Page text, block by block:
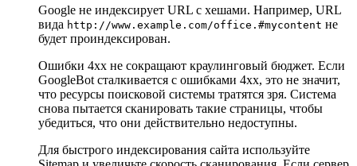
Google не индексирует URL с хешами. Например, URL
вида http://www.example.com/office.#mycontent не
будет проиндексирован.
Ошибки 4xx не сокращают краулинговый бюджет. Если
GoogleBot сталкивается с ошибками 4xx, это не значит,
что ресурсы поисковой системы тратятся зря. Система
снова пытается сканировать такие страницы, чтобы
убедиться, что они действительно недоступны.
Для быстрого индексирования сайта используйте